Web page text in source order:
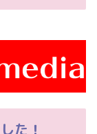
た！